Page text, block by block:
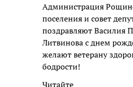
Администрация
поселения и совет
поздравляют Василия
Литвинова с днем
желают ветерану
бодрости!
Читайте